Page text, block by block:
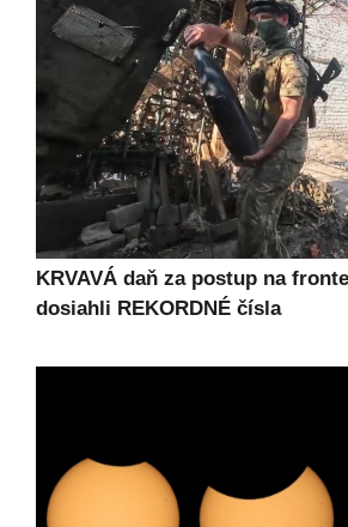
KRVAVÁ daň za postup na
dosiahli REKORDNÉ čísla